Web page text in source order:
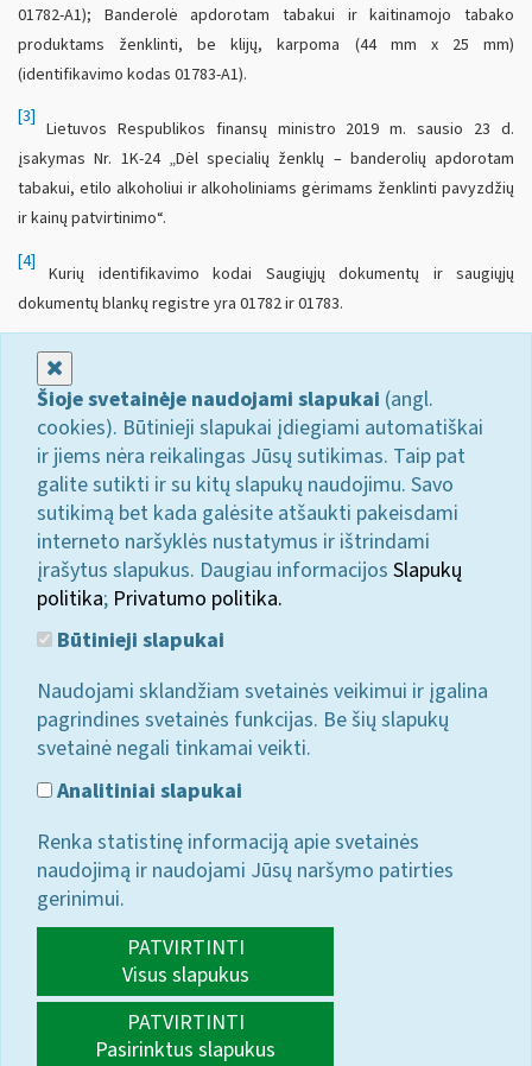
01782-A1); Banderolė apdorotam tabakui ir kaitinamojo tabako
produktams ženklinti, be klijų, karpoma (44 mm x 25 mm)
(identifikavimo kodas 01783-A1).
[3]
Lietuvos Respublikos finansų ministro 2019 m. sausio 23 d.
įsakymas Nr. 1K-24 „Dėl specialių ženklų – banderolių apdorotam
tabakui, etilo alkoholiui ir alkoholiniams gėrimams ženklinti pavyzdžių
ir kainų patvirtinimo“.
[4]
Kurių identifikavimo kodai Saugiųjų dokumentų ir saugiųjų
dokumentų blankų registre yra 01782 ir 01783.
Šioje svetainėje naudojami slapukai (angl.
cookies). Būtinieji slapukai įdiegiami automatiškai
ir jiems nėra reikalingas Jūsų sutikimas. Taip pat
galite sutikti ir su kitų slapukų naudojimu. Savo
sutikimą bet kada galėsite atšaukti pakeisdami
interneto naršyklės nustatymus ir ištrindami
įrašytus slapukus. Daugiau informacijos Slapukų
politika; Privatumo politika.
Būtinieji slapukai
Naudojami sklandžiam svetainės veikimui ir įgalina
pagrindines svetainės funkcijas. Be šių slapukų
svetainė negali tinkamai veikti.
Analitiniai slapukai
Renka statistinę informaciją apie svetainės
naudojimą ir naudojami Jūsų naršymo patirties
gerinimui.
PATVIRTINTI
Visus slapukus
PATVIRTINTI
Pasirinktus slapukus